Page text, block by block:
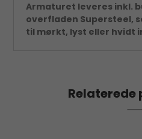
Armaturet leveres inkl.
overfladen Supersteel,
til mørkt, lyst eller hvidt
Relaterede